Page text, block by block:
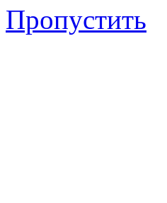
Пропустить